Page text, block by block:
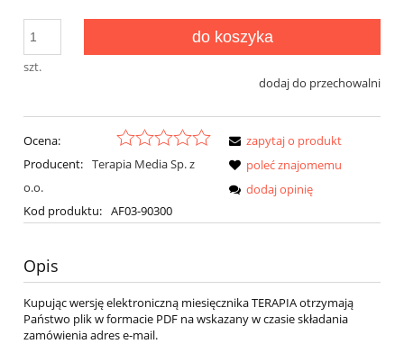
szt.
do koszyka
dodaj do przechowalni
Ocena:
Producent: Terapia Media Sp. z
o.o.
Kod produktu: AF03-90300
zapytaj o produkt
poleć znajomemu
dodaj opinię
Opis
Kupując wersję elektroniczną miesięcznika TERAPIA otrzymają
Państwo plik w formacie PDF na wskazany w czasie składania
zamówienia adres e-mail.